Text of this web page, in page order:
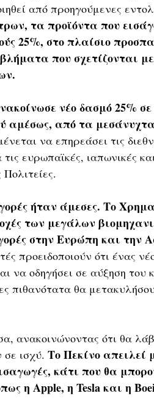
από προηγούμενες
τα προϊόντα που
25%, στο πλαίσιο
που σχετίζονται
νέο δασμό 25%
αμέσως, από τα
να επηρεάσει τις
ευρωπαϊκές, ιαπωνικές
ήταν άμεσες. Το
των μεγάλων
στην Ευρώπη και την
προειδοποιούν ότι ένας
να οδηγήσει σε αύξηση του
πιθανότατα θα
ανακοινώνοντας ότι θα
σε ισχύ. Το Πεκίνο απειλεί
κάτι που θα
η Apple, η Tesla και η